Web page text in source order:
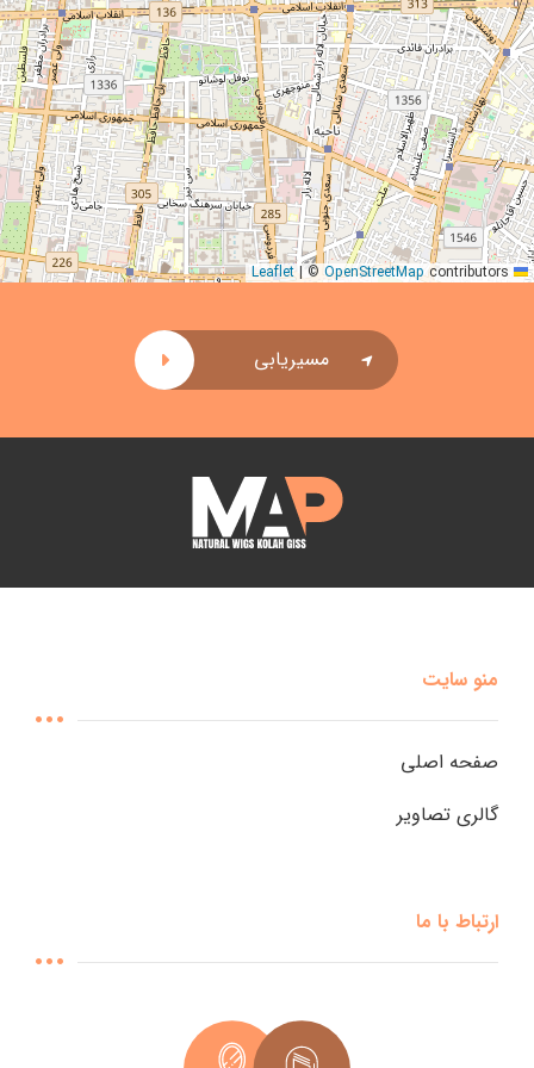
منو سایت
صفحه اصلی
گالری تصاویر
ارتباط با ما
|© OpenStreetMapcontributors
مسیریابی